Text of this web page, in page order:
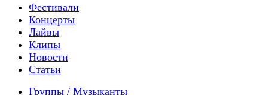
Фестивали
Концерты
Лайвы
Клипы
Новости
Статьи
Группы / Музыканты